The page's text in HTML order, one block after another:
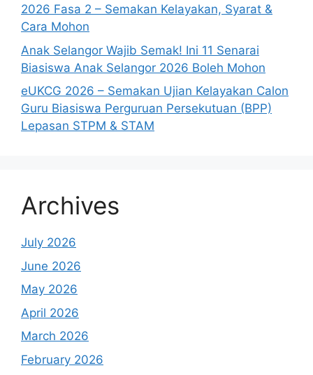
2026 Fasa 2 – Semakan Kelayakan, Syarat &
Cara Mohon
Anak Selangor Wajib Semak! Ini 11 Senarai
Biasiswa Anak Selangor 2026 Boleh Mohon
eUKCG 2026 – Semakan Ujian Kelayakan Calon
Guru Biasiswa Perguruan Persekutuan (BPP)
Lepasan STPM & STAM
Archives
July 2026
June 2026
May 2026
April 2026
March 2026
February 2026